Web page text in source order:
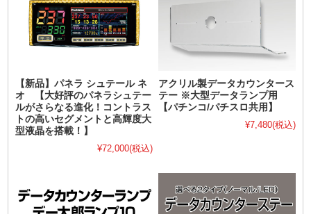
【新品】パネラ シュテール ネ
オ 【大好評のパネラシュテー
ルがさらなる進化！コントラス
トの高いセグメントと高輝度大
型液晶を搭載！】
¥72,000(税込)
アクリル製データカウンタース
テー ※大型データランプ用
【パチンコ/パチスロ共用】
¥7,480(税込)